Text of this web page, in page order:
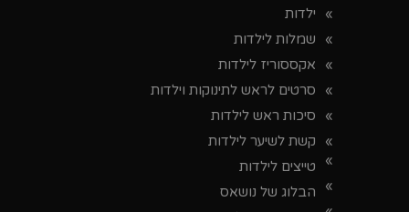
ילדות
שמלות לילדות
אקססוריז לילדות
סרטים לראש לתינוקות וילדות
סיכות ראש לילדות
קשת לשיער לילדות
טייצים לילדות
הבלוג של נושאס